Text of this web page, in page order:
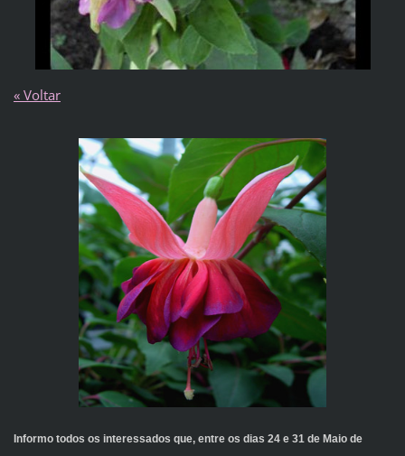
« Voltar
Informo todos os interessados que, entre os dias 24 e 31 de Maio de